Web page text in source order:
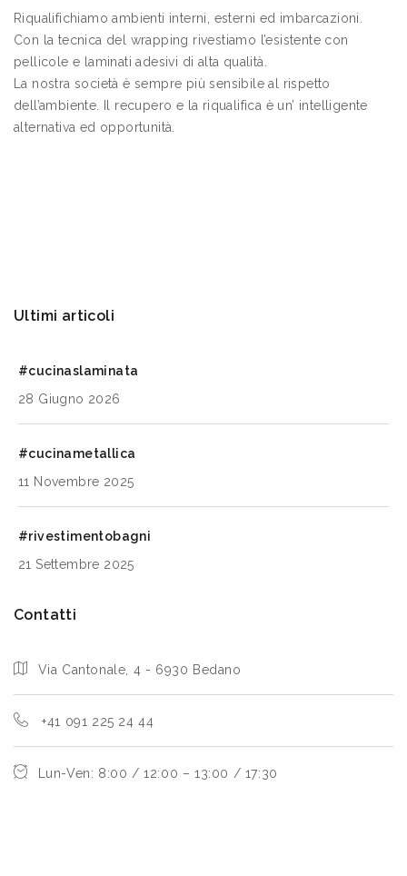
Riqualifichiamo ambienti interni, esterni ed imbarcazioni.
Con la tecnica del wrapping rivestiamo l’esistente con
pellicole e laminati adesivi di alta qualità.
La nostra società è sempre più sensibile al rispetto
dell’ambiente. Il recupero e la riqualifica è un’ intelligente
alternativa ed opportunità.
Ultimi articoli
#cucinaslaminata
28 Giugno 2026
#cucinametallica
11 Novembre 2025
#rivestimentobagni
21 Settembre 2025
Contatti
Via Cantonale, 4 - 6930 Bedano
+41 091 225 24 44
Lun-Ven: 8:00 / 12:00 – 13:00 / 17:30